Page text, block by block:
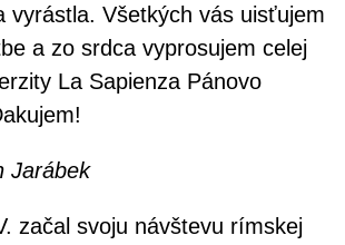
vyrástla. Všetkých vás uisťujem
a zo srdca vyprosujem celej
La Sapienza Pánovo
Jarábek
začal svoju návštevu rímskej